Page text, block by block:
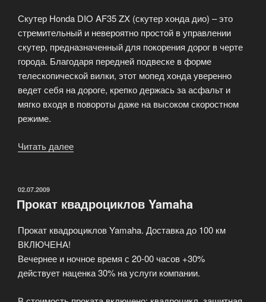
Скутер Honda DIO AF35 ZX (скутер хонда дио) – это
стремительный и невероятно простой в управлении
скутер, предназначенный для покорения дорог в черте
города. Благодаря передней подвеске в форме
телескопической вилки, этот мопед хонда уверенно
ведет себя на дороге, крепко держась за асфальт и
мягко входя в повороты даже на высоком скоростном
режиме.
Читать далее
ZX
хонда
ОПУБЛИКОВАНО
02.07.2009
Прокат квадроциклов Yamaha
Прокат квадроциклов Yamaha. Доставка до 100 км
ВКЛЮЧЕНА!
Вечернее и ночное время с 20-00 часов +30%
действует наценка 30% на услуги компании.